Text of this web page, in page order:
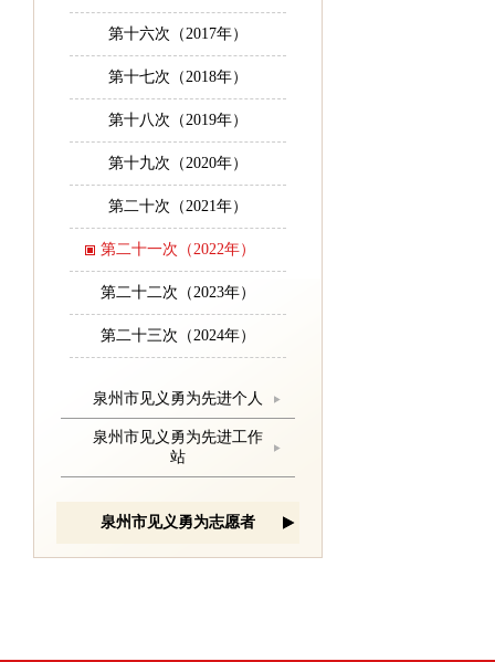
第十六次（2017年）
第十七次（2018年）
第十八次（2019年）
第十九次（2020年）
第二十次（2021年）
第二十一次（2022年）
第二十二次（2023年）
第二十三次（2024年）
泉州市见义勇为先进个人
泉州市见义勇为先进工作
站
泉州市见义勇为志愿者